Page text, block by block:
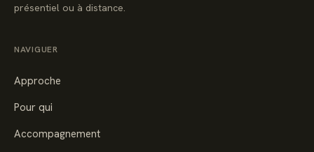
présentiel ou à distance.
NAVIGUER
Approche
Pour qui
Accompagnement